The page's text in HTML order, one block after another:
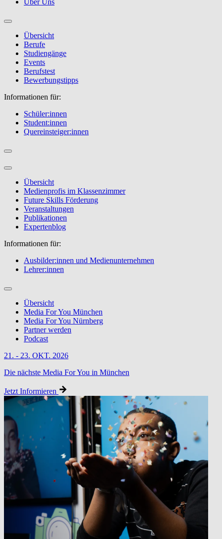
Über Uns
Übersicht
Berufe
Studiengänge
Events
Berufstest
Bewerbungstipps
Informationen für:
Schüler:innen
Student:innen
Quereinsteiger:innen
Übersicht
Medienprofis im Klassenzimmer
Future Skills Förderung
Veranstaltungen
Publikationen
Expertenblog
Informationen für:
Ausbilder:innen und Medienunternehmen
Lehrer:innen
Übersicht
Media For You München
Media For You Nürnberg
Partner werden
Podcast
21. - 23. OKT. 2026
Die nächste Media For You in München
Jetzt Informieren